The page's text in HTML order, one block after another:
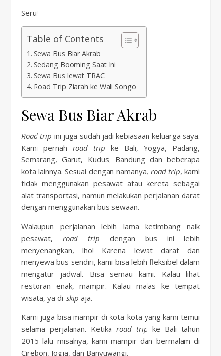
Seru!
Table of Contents
Sewa Bus Biar Akrab
Sedang Booming Saat Ini
Sewa Bus lewat TRAC
Road Trip Ziarah ke Wali Songo
Sewa Bus Biar Akrab
Road trip ini juga sudah jadi kebiasaan keluarga saya.
Kami pernahroad trip ke Bali, Yogya, Padang,
Semarang, Garut, Kudus, Bandung dan beberapa
kota lainnya. Sesuai dengan namanya, road trip, kami
tidak menggunakan pesawat atau kereta sebagai
alat transportasi, namun melakukan perjalanan darat
dengan menggunakan bus sewaan.
Walaupun perjalanan lebih lama ketimbang naik
pesawat,road trip dengan bus ini lebih
menyenangkan, lho! Karena lewat darat dan
menyewa bus sendiri, kami bisa lebih fleksibel dalam
mengatur jadwal. Bisa semau kami. Kalau lihat
restoran enak, mampir. Kalau malas ke tempat
wisata, ya di-skip aja.
Kami juga bisa mampir di kota-kota yang kami temui
selama perjalanan. Ketika road trip ke Bali tahun
2015 lalu misalnya, kami mampir dan bermalam di
Cirebon, Jogja, dan Banyuwangi.